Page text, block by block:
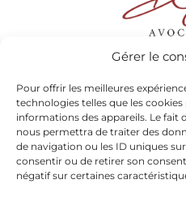
Gérer le
Pour offrir les meilleures
technologies telles que les
informations des appareils. Le fait
nous permettra de traiter des
de navigation ou les ID uniques
consentir ou de retirer son
négatif sur certaines
Maître Mélodie
13 rue Docteur André Chaix,
20 avenue Alsace